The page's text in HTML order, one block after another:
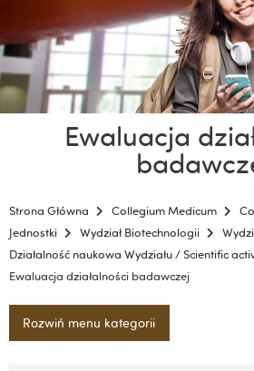
Ewaluacja
Strona Główna Collegium Medicum
Jednostki
Wydział Biotechnologii
Działalność naukowa Wydziału / Scientific
Ewaluacja działalności badawczej
Rozwiń menu kategorii